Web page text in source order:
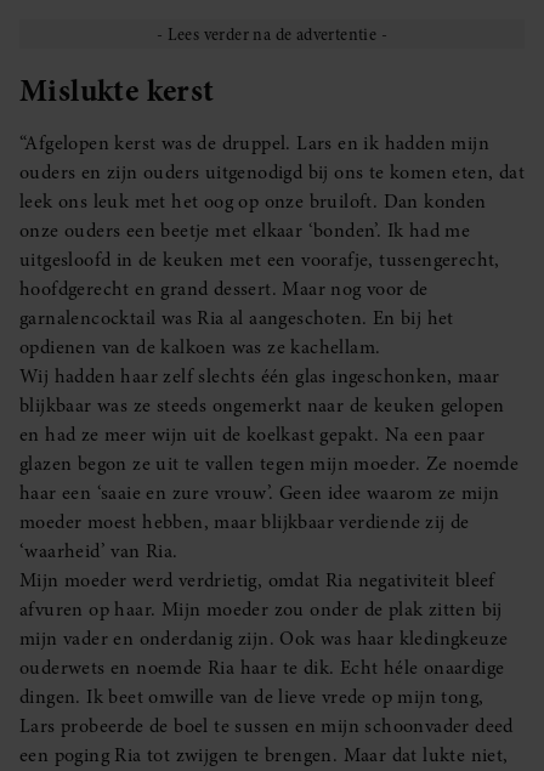
Mislukte kerst
“Afgelopen kerst was de druppel. Lars en ik hadden mijn
ouders en zijn ouders uitgenodigd bij ons te komen eten, dat
leek ons leuk met het oog op onze bruiloft. Dan konden
onze ouders een beetje met elkaar ‘bonden’. Ik had me
uitgesloofd in de keuken met een voorafje, tussengerecht,
hoofdgerecht en grand dessert. Maar nog voor de
garnalencocktail was Ria al aangeschoten. En bij het
opdienen van de kalkoen was ze kachellam.
Wij hadden haar zelf slechts één glas ingeschonken, maar
blijkbaar was ze steeds ongemerkt naar de keuken gelopen
en had ze meer wijn uit de koelkast gepakt. Na een paar
glazen begon ze uit te vallen tegen mijn moeder. Ze noemde
haar een ‘saaie en zure vrouw’. Geen idee waarom ze mijn
moeder moest hebben, maar blijkbaar verdiende zij de
‘waarheid’ van Ria.
Mijn moeder werd verdrietig, omdat Ria negativiteit bleef
afvuren op haar. Mijn moeder zou onder de plak zitten bij
mijn vader en onderdanig zijn. Ook was haar kledingkeuze
ouderwets en noemde Ria haar te dik. Echt héle onaardige
dingen. Ik beet omwille van de lieve vrede op mijn tong,
Lars probeerde de boel te sussen en mijn schoonvader deed
een poging Ria tot zwijgen te brengen. Maar dat lukte niet,